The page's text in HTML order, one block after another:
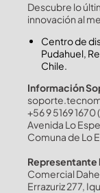
Descubre lo
innovación al
Centro de
Pudahuel,
Chile.
Información
+56 9 5169
Avenida Lo
Comuna de Lo
Representante
Comercial
Errazuriz 277,